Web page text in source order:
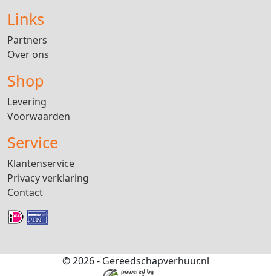
Links
Partners
Over ons
Shop
Levering
Voorwaarden
Service
Klantenservice
Privacy verklaring
Contact
© 2026 - Gereedschapverhuur.nl